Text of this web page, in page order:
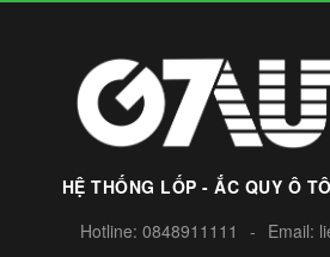
HỆ THỐNG LỐP - ẮC QUY Ô
Hotline: 0848911111 - Email: